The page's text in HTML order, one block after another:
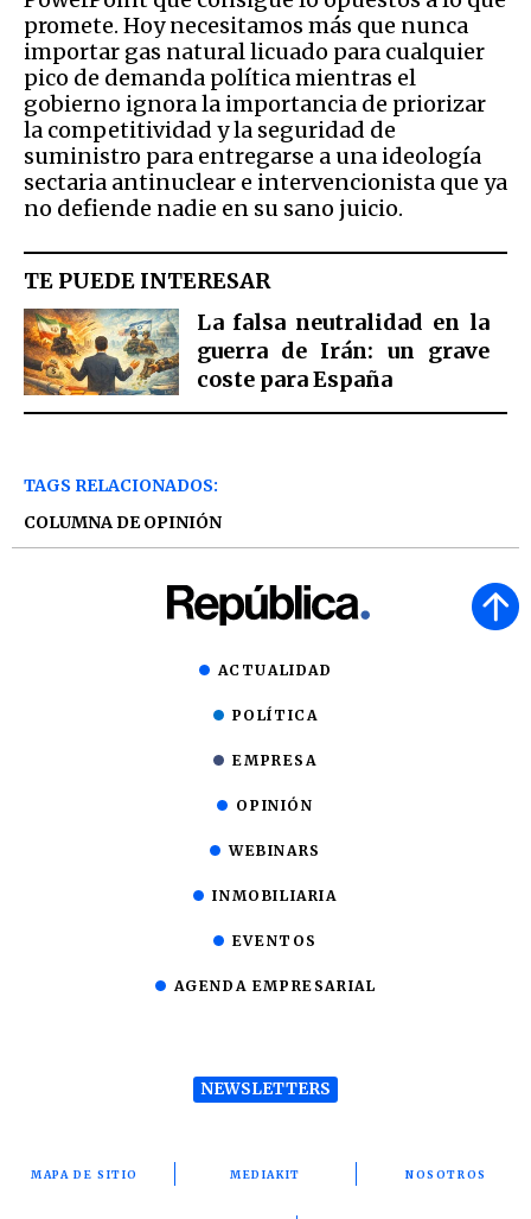
promete. Hoy necesitamos más que nunca
importar gas natural licuado para cualquier
pico de demanda política mientras el
gobierno ignora la importancia de priorizar
la competitividad y la seguridad de
suministro para entregarse a una ideología
sectaria antinuclear e intervencionista que ya
no defiende nadie en su sano juicio.
TE PUEDE INTERESAR
La falsa neutralidad en la
guerra de Irán: un grave
coste para España
TAGS RELACIONADOS:
COLUMNA DE OPINIÓN
ACTUALIDAD
POLÍTICA
EMPRESA
OPINIÓN
WEBINARS
INMOBILIARIA
EVENTOS
AGENDA EMPRESARIAL
NEWSLETTERS
MAPA DE SITIO MEDIAKIT NOSOTROS